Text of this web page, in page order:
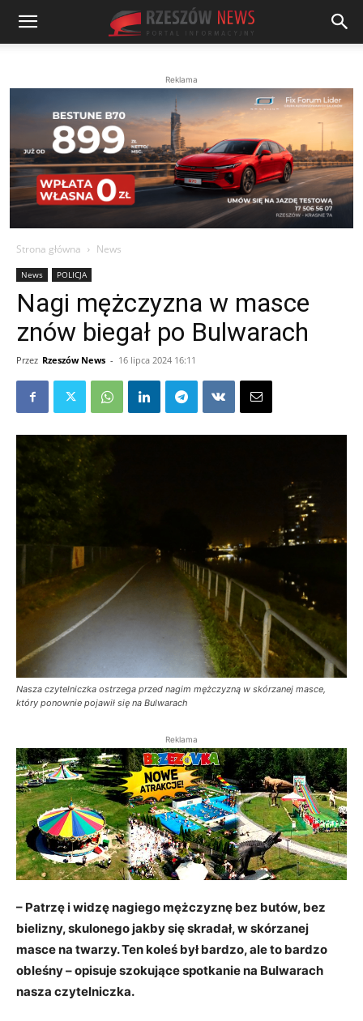
Reklama
Strona główna News
News POLICJA
Nagi mężczyzna w masce
znów biegał po Bulwarach
Przez Rzeszów News - 16 lipca 2024 16:11
Nasza czytelniczka ostrzega przed nagim mężczyzną w skórzanej masce,
który ponownie pojawił się na Bulwarach
Reklama
– Patrzę i widzę nagiego mężczyznę bez butów, bez
bielizny, skulonego jakby się skradał, w skórzanej
masce na twarzy. Ten koleś był bardzo, ale to bardzo
obleśny – opisuje szokujące spotkanie na Bulwarach
nasza czytelniczka.